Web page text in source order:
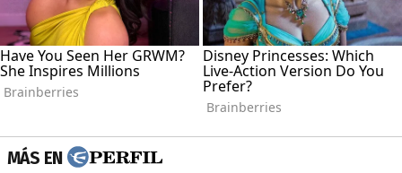
MÁS EN